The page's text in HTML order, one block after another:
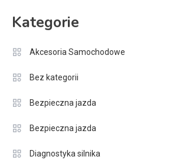
Kategorie
Akcesoria Samochodowe
Bez kategorii
Bezpieczna jazda
Bezpieczna jazda
Diagnostyka silnika